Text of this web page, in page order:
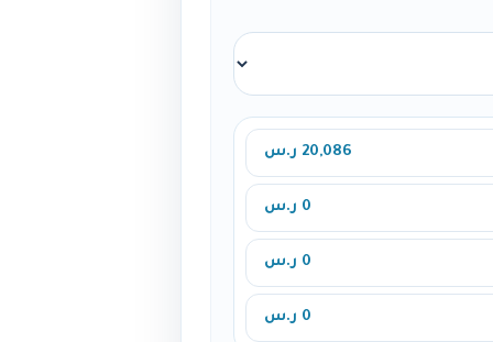
20,086 ر.س
0 ر.س
0 ر.س
0 ر.س